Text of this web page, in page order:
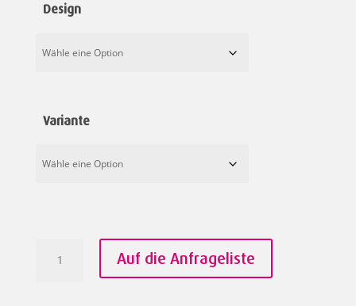
Design
Variante
Herzensangelegenheiten
Menge
Auf die Anfrageliste